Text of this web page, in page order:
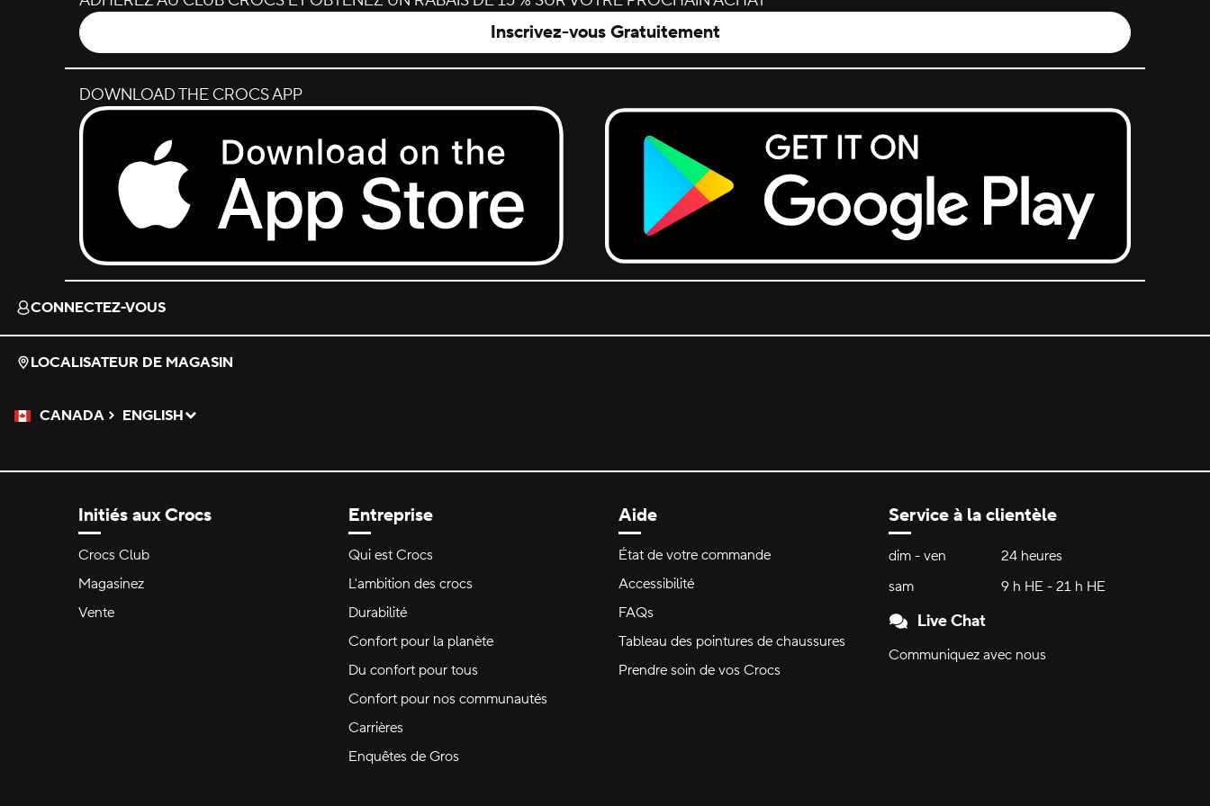
Inscrivez-vous Gratuitement
DOWNLOAD THE CROCS APP
Download on the App Store.
Get it on Google Play.
CONNECTEZ-VOUS
LOCALISATEUR DE MAGASIN
CANADA
Veuillez sélectionner une langue
ENGLISH
Sélectionné
Initiés aux Crocs
Crocs Club
Magasinez
Vente
Entreprise
Qui est Crocs
L'ambition des crocs
Durabilité
Confort pour la planète
Du confort pour tous
Confort pour nos communautés
Carrières
Enquêtes de Gros
Aide
État de votre commande
Accessibilité
FAQs
Tableau des pointures de chaussures
Prendre soin de vos Crocs
Service à la clientèle
Heures d'ouverture:
dim - ven dimanche à vendredi
24 heures
sam
9 h HE - 21 h HE
Live Chat
Communiquez avec nous